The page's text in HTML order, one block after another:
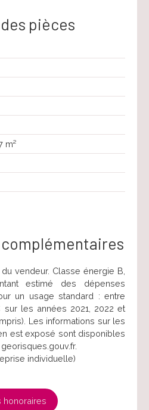
des pièces
m²
complémentaires
vendeur. Classe énergie B,
estimé des dépenses
un usage standard : entre
les années 2021, 2022 et
Les informations sur les
est exposé sont disponibles
individuelle)
honoraires